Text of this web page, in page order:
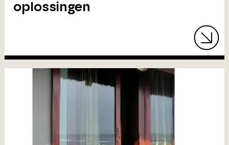
oplossingen